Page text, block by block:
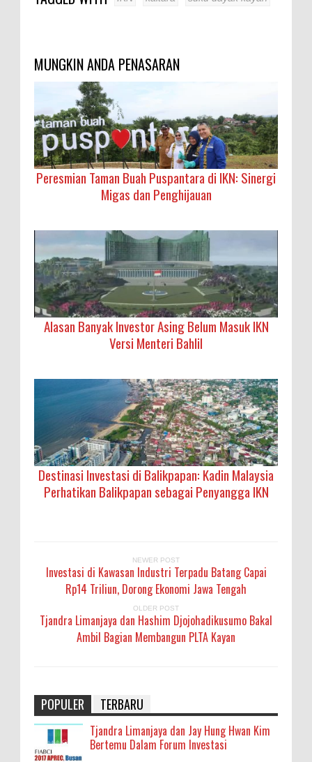
MUNGKIN ANDA PENASARAN
Peresmian Taman Buah Puspantara di IKN: Sinergi
Migas dan Penghijauan
Alasan Banyak Investor Asing Belum Masuk IKN
Versi Menteri Bahlil
Destinasi Investasi di Balikpapan: Kadin Malaysia
Perhatikan Balikpapan sebagai Penyangga IKN
NEWER POST
Investasi di Kawasan Industri Terpadu Batang Capai
Rp14 Triliun, Dorong Ekonomi Jawa Tengah
OLDER POST
Tjandra Limanjaya dan Hashim Djojohadikusumo Bakal
Ambil Bagian Membangun PLTA Kayan
POPULER TERBARU
Tjandra Limanjaya dan Jay Hung Hwan Kim
Bertemu Dalam Forum Investasi